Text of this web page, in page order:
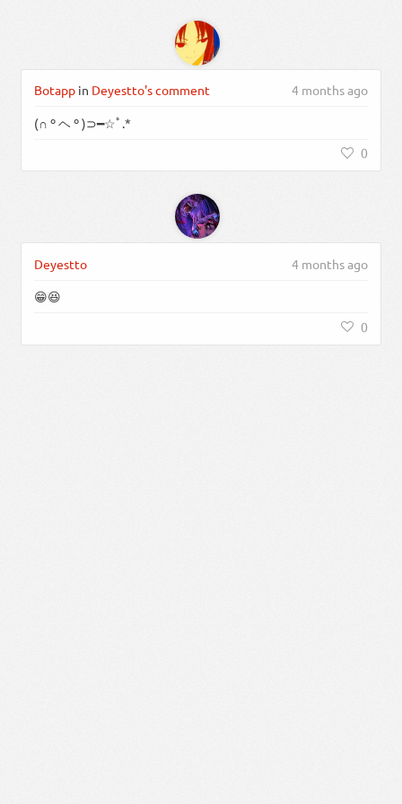
Botapp in Deyestto's comment 4 months ago
(∩ º ヘ º )⊃━☆ﾟ.*
0
Deyestto 4 months ago
😁😆
0